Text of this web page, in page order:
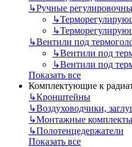
↳Ручные
↳
↳
↳Вентили под
↳Вентили под
↳Вентили под
Показать все
Комплектующие к
↳Кронштейны
↳Воздуховодчики,
↳Монтажные комплекты
↳Полотенцедержатели
Показать все